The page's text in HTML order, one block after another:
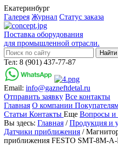
Екатеринбург
Галерея Журнал Статус заказа
Поставка оборудования
для промышленной отрасли.
Тел: 8 (901) 437-77-87
Email: info@gazneftdetal.ru
Отправить заявку Все контакты
Главная О компании
Статьи Контакты Еще Вопросы и
Вы здесь: Главная /Продукция и
Датчики приближения /
приближения FESTO SMT-8M-A-